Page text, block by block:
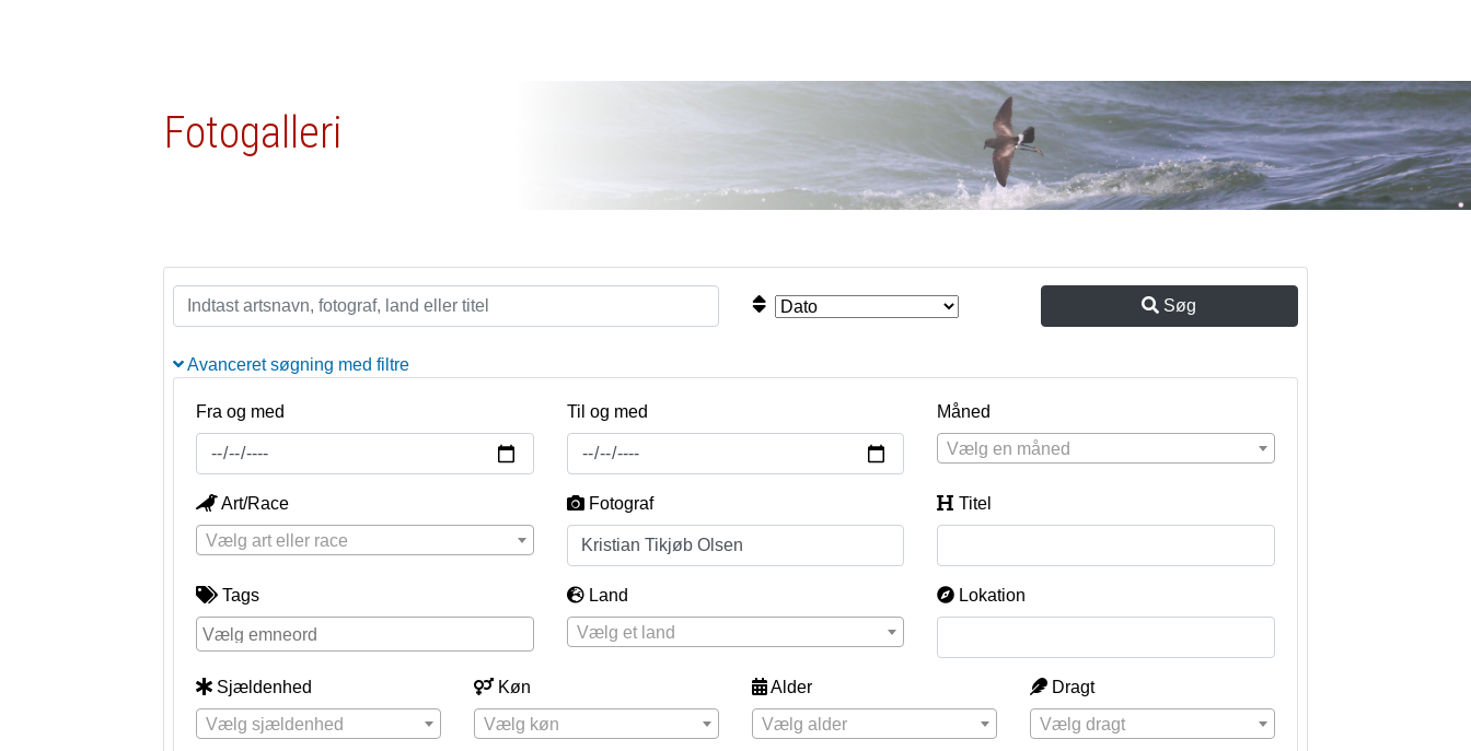
Fotogalleri
Søg
Avanceret søgning med filtre
Fra og med Til og med
Måned
Vælg en måned
Art/Race
Vælg art eller race
Fotograf Titel
Tags
Land
Vælg et land
Lokation
Sjældenhed
Vælg sjældenhed
Køn
Vælg køn
Alder
Vælg alder
Dragt
Vælg dragt